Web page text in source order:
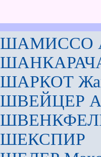
ШАМИССО
ШАРКОТ
ШВЕЙЦЕР
ШЕКСПИР